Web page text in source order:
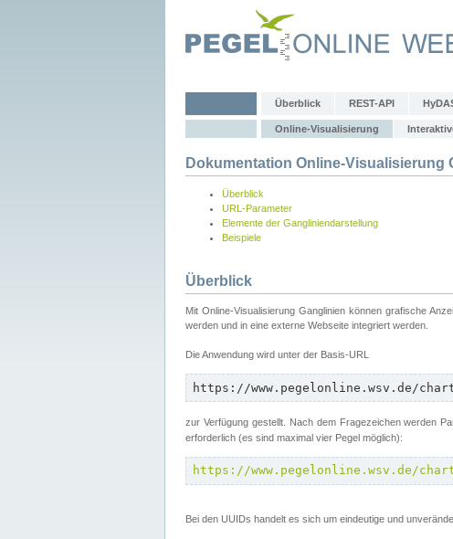
Überblick REST-API
Online-Visualisierung
Dokumentation Online-Visualisierung
Überblick
URL-Parameter
Elemente der Gangliniendarstellung
Beispiele
Überblick
Mit Online-Visualisierung Ganglinien können grafische
werden und in eine externe Webseite integriert werden.
Die Anwendung wird unter der Basis-URL
https://www.pegelonline.wsv.de/
zur Verfügung gestellt. Nach dem Fragezeichen werden
erforderlich (es sind maximal vier Pegel möglich):
https://www.pegelonline.wsv.de/
Bei den UUIDs handelt es sich um eindeutige und